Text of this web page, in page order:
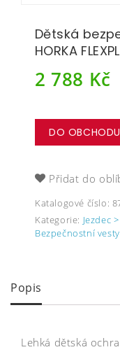
Dětská
HORKA
2 788 Kč
DO
Přidat do
Katalogové číslo:
Kategorie: Jezdec
Bezpečnostní
Popis
Lehká dětská